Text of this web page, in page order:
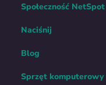
Społeczność NetSpot
Naciśnij
Blog
Sprzęt komputerowy